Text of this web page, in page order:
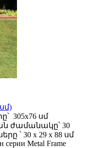
305x76 սմ
ժամանակը՝ 30
՝ 30 х 29 х 88 սմ
серии Metal Frame